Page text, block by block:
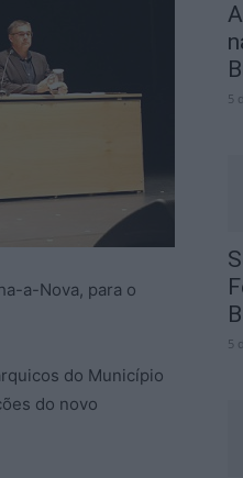
a-Nova, para o
do Município
do novo
5
5